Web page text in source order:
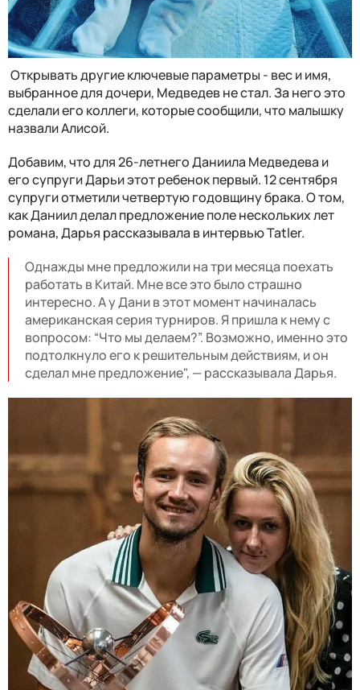
Открывать другие ключевые параметры - вес и имя,
выбранное для дочери, Медведев не стал. За него это
сделали его коллеги, которые сообщили, что малышку
назвали Алисой.
Добавим, что для 26-летнего Даниила Медведева и
его супруги Дарьи этот ребенок первый. 12 сентября
супруги отметили четвертую годовщину брака. О том,
как Даниил делал предложение поле нескольких лет
романа, Дарья рассказывала в интервью Tatler.
Однажды мне предложили на три месяца поехать
работать в Китай. Мне все это было страшно
интересно. А у Дани в этот момент начиналась
американская серия турниров. Я пришла к нему с
вопросом: “Что мы делаем?”. Возможно, именно это
подтолкнуло его к решительным действиям, и он
сделал мне предложение", — рассказывала Дарья.